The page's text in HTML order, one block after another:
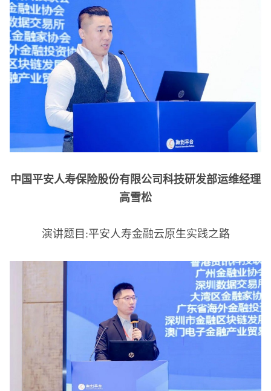
中国平安人寿保险股份有限公司科技研发部运维经理
高雪松
演讲题目:平安人寿金融云原生实践之路